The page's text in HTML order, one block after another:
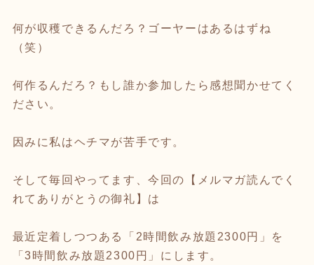
何が収穫できるんだろ？ゴーヤーはあるはずね
（笑）
何作るんだろ？もし誰か参加したら感想聞かせてく
ださい。
因みに私はヘチマが苦手です。
そして毎回やってます、今回の【メルマガ読んでく
れてありがとうの御礼】は
最近定着しつつある「2時間飲み放題2300円」を
「3時間飲み放題2300円」にします。